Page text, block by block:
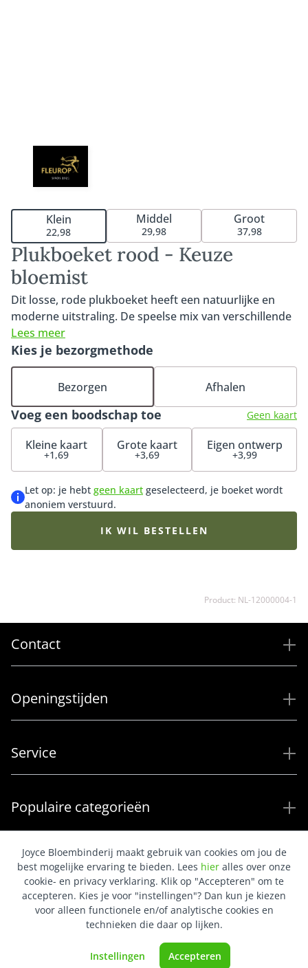
Plukboeket rood - Keuze
bloemist
Dit losse, rode plukboeket heeft een natuurlijke en
moderne uitstraling. De speelse mix van verschillende
rode bloemen en luchtige vormen zorgt voor een
levendig en eigentijds geheel. Onze Fleurop
vakbloemisten stellen elk boeket met de hand samen.
Met oog voor detail en gevoel voor het vak maken zij
ieder boeket uniek. Zo geniet je van verse bloemen die
tot wel 7 dagen mooi blijven. Het afgebeelde boeket is
een voorbeeld. Jouw plukboeket wordt samengesteld
met de mooiste rode bloemen van het seizoen.
Lees meer
Klein
22,98
Middel
29,98
Groot
37,98
Voeg een boodschap toe Geen kaart
Kleine kaart
+1,69
Grote kaart
+3,69
Eigen ontwerp
+3,99
Let op: je hebt geen kaart geselecteerd, je boeket wordt
anoniem verstuurd.
Kies je bezorgmethode
Bezorgen Afhalen
IK WIL BESTELLEN
Product: NL-12000004-1
Contact
Openingstijden
Service
Populaire categorieën
Joyce Bloembinderij maakt gebruik van cookies om jou de
best mogelijke ervaring te bieden. Lees hier alles over onze
cookie- en privacy verklaring. Klik op "Accepteren" om te
accepteren. Kies je voor "instellingen"? Dan kun je kiezen
voor alleen functionele en/of analytische cookies en
technieken die daar op lijken.
Instellingen Accepteren